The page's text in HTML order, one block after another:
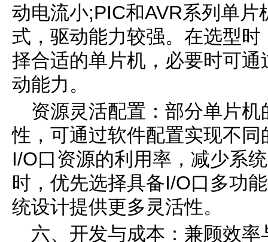
动电流小;PIC和AVR系列单
式，驱动能力较强。在选型
择合适的单片机，必要时可
动能力。
资源灵活配置：部分单片
性，可通过软件配置实现不
I/O口资源的利用率，减少系
时，优先选择具备I/O口多功
统设计提供更多灵活性。
六、开发与成本：兼顾效率